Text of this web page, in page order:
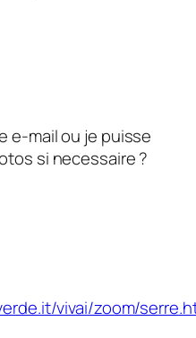
e-mail ou je puisse
si necessaire ?
vivai/zoom/